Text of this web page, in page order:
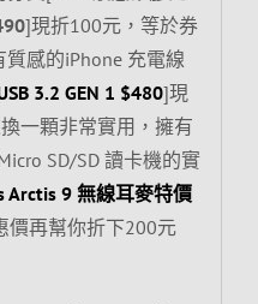
]現折100元，等於券
感的iPhone 充電線
3.2 GEN 1 $480]現
一顆非常實用，擁有
SD/SD 讀卡機的實
Arctis 9 無線耳麥特價
價再幫你折下200元